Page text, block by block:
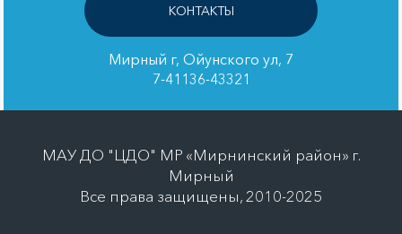
КОНТАКТЫ
Мирный г, Ойунского ул, 7
7-41136-43321
МАУ ДО "ЦДО" МР «Мирнинский район» г.
Мирный
Все права защищены, 2010-2025